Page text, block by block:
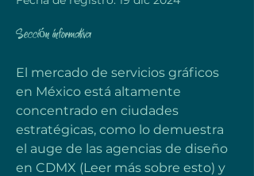
Sección informativa
El mercado de servicios gráficos
en México está altamente
concentrado en ciudades
estratégicas, como lo demuestra
el auge de las agencias de diseño
en CDMX (Leer más sobre esto) y